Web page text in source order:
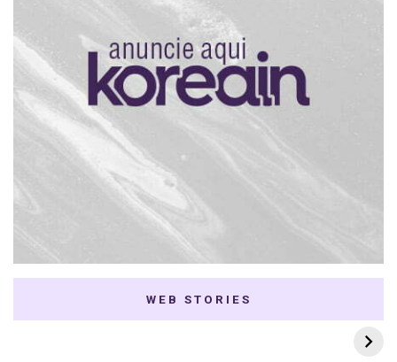
WEB STORIES
7 K-dramas Enemies
to Lovers
Thai Dramas com
First e Khaotung